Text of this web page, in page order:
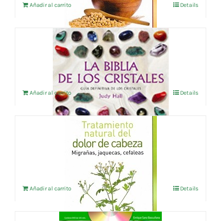
Añadir al carrito Details
LA BIBLIA DE LOS CRISTALES
IVA no incluído
Añadir al carrito Details
TRATAMIENTO NATURAL DEL DOLOR DE
IVA no incluído
Añadir al carrito Details